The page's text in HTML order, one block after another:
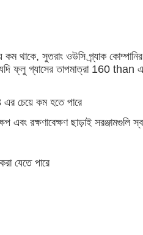
কম থাকে, সুতরাং ওউসি গ্র্যাক
ফ্লু গ্যাসের তাপমাত্রা 160
এর চেয়ে কম হতে পারে
রক্ষণাবেক্ষণ ছাড়াই সরঞ্জামগুলি
যেতে পারে